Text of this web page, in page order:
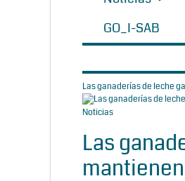
GO_I-SAB
Las ganaderías de leche
Noticias
Las